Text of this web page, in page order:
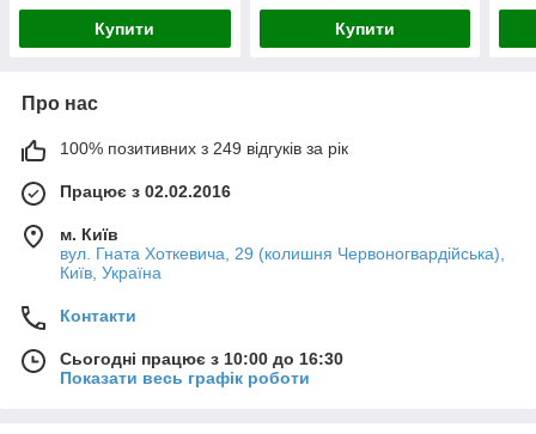
Купити Купити
Про нас
100% позитивних з 249 відгуків за рік
Працює з 02.02.2016
м. Київ
вул. Гната Хоткевича, 29 (колишня Червоногвардійська),
Київ, Україна
Контакти
Сьогодні працює з 10:00 до 16:30
Показати весь графік роботи